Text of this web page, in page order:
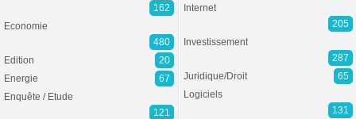
162
Economie
480
Edition
20
Energie
67
Enquête / Etude
121
Internet
205
Investissement
287
Juridique/Droit
65
Logiciels
131